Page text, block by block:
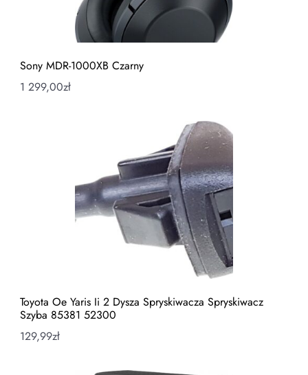
Sony MDR-1000XB Czarny
1 299,00zł
Toyota Oe Yaris Ii 2 Dysza Spryskiwacza Spryskiwacz
Szyba 85381 52300
129,99zł